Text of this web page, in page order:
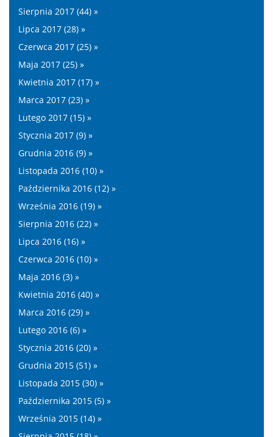
Sierpnia 2017 (44) »
Lipca 2017 (28) »
Czerwca 2017 (25) »
Maja 2017 (25) »
Kwietnia 2017 (17) »
Marca 2017 (23) »
Lutego 2017 (15) »
Stycznia 2017 (9) »
Grudnia 2016 (9) »
Listopada 2016 (10) »
Października 2016 (12) »
Września 2016 (19) »
Sierpnia 2016 (22) »
Lipca 2016 (16) »
Czerwca 2016 (10) »
Maja 2016 (3) »
Kwietnia 2016 (40) »
Marca 2016 (29) »
Lutego 2016 (6) »
Stycznia 2016 (20) »
Grudnia 2015 (51) »
Listopada 2015 (30) »
Października 2015 (5) »
Września 2015 (14) »